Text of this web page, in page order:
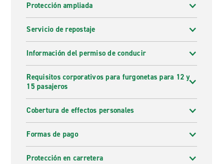
Protección ampliada
Servicio de repostaje
Información del permiso de conducir
Requisitos corporativos para furgonetas para 12 y
15 pasajeros
Cobertura de effectos personales
Formas de pago
Protección en carretera